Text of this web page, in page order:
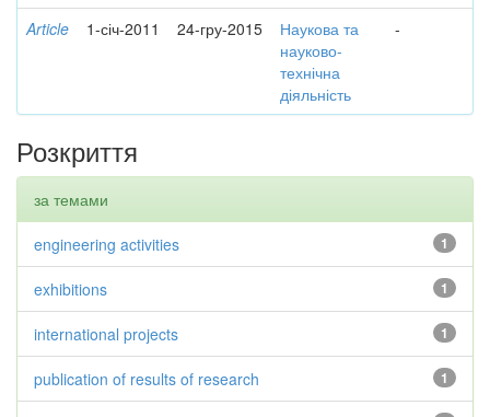
Article 1-січ-2011 24-гру-2015
Наукова та
науково-
технічна
діяльність
-
Розкриття
за темами
1
engineering activities
1
exhibitions
1
international projects
1
publication of results of research